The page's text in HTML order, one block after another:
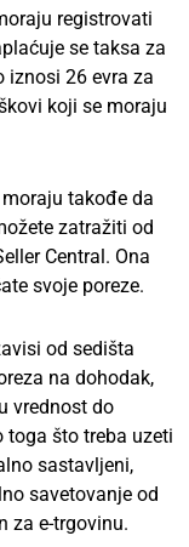
registrovati
se taksa za
iznosi 26 evra za
koji se moraju
takođe da
zatražiti od
Central. Ona
svoje poreze.
od sedišta
na dohodak,
vrednost do
toga što treba uzeti
sastavljeni,
savetovanje od
za e-trgovinu.